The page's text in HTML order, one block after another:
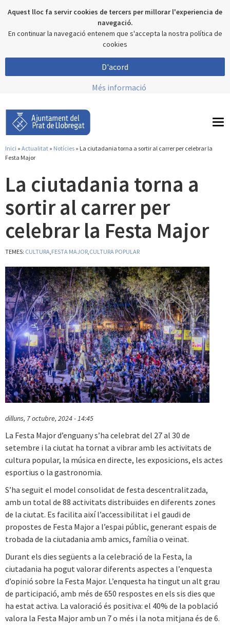
Aquest lloc fa servir cookies de tercers per millorar l'experiencia de
navegació.
En continuar la navegació entenem que s'accepta la nostra política de
cookies
D'acord
Més informació
Esteu aquí
Inici » Actualitat » Notícies » La ciutadania torna a sortir al carrer per celebrar la
Festa Major
La ciutadania torna a
sortir al carrer per
celebrar la Festa Major
TEMES: CULTURA,FESTA MAJOR,CULTURA POPULAR
dilluns, 7 octubre, 2024 - 14:45
La Festa Major d’enguany s’ha celebrat del 27 al 30 de
setembre i la ciutat ha tornat a vibrar amb les activitats de
cultura popular, la música en directe, les exposicions, els actes
esportius o la gastronomia.
S’ha seguit el model consolidat de festa descentralitzada,
amb un total de 88 activitats distribuïdes en diferents zones
de la ciutat. Es facilita així l’accessibilitat i el gaudi de
propostes de Festa Major a l’espai públic, generant espais de
trobada de la ciutadania amb amics, família o veïnat.
Durant els dies següents a la celebració de la Festa, la
ciutadania ha pogut valorar diferents aspectes a l’enquesta
d’opinió sobre la Festa Major. L’enquesta ha tingut un alt grau
de participació, amb més de 650 respostes en els sis dies que
ha estat activa. La valoració és positiva: el 40% de la població
valora la Festa Major amb un 7 o més i la nota mitjana és de 6.